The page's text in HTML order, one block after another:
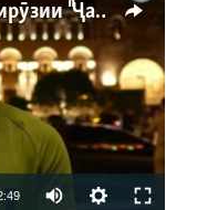
Ҳаводории арманиҳо аз пирӯзии "Ҷаллод"-и тоҷик